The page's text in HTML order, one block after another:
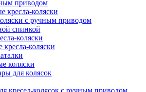
приводом
кресла-коляски
с ручным приводом
спинкой
коляски
коляски
коляски
для колясок
кресел-колясок с ручным приводом